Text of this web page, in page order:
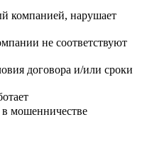
компанией, нарушает
не соответствуют
договора и/или сроки
мошенничестве